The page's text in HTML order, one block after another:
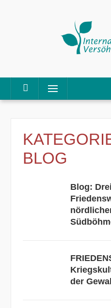
Inhalt
Menü
BLOG
Blog:
der